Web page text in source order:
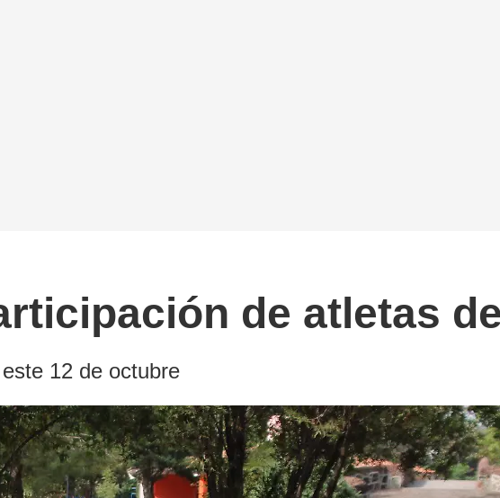
de atletas
12 de octubre